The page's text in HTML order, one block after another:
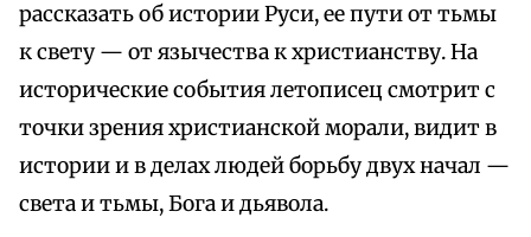
рассказать об истории Руси, ее пути от тьмы
к свету — от язычества к христианству. На
исторические события летописец смотрит с
точки зрения христианской морали, видит в
истории и в делах людей борьбу двух начал —
света и тьмы, Бога и дьявола.